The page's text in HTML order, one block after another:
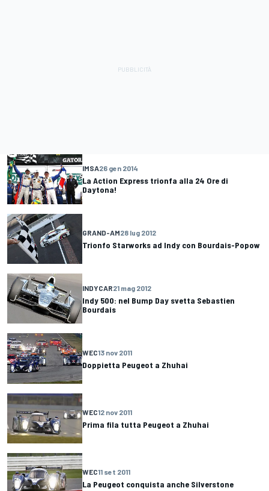
IMSA26 gen 2014
La Action Express trionfa alla 24 Ore di
Daytona!
GRAND-AM28 lug 2012
Trionfo Starworks ad Indy con Bourdais-Popow
INDYCAR21 mag 2012
Indy 500: nel Bump Day svetta Sebastien
Bourdais
WEC13 nov 2011
Doppietta Peugeot a Zhuhai
WEC12 nov 2011
Prima fila tutta Peugeot a Zhuhai
WEC11 set 2011
La Peugeot conquista anche Silverstone